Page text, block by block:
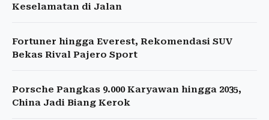
Keselamatan di Jalan
Fortuner hingga Everest, Rekomendasi SUV
Bekas Rival Pajero Sport
Porsche Pangkas 9.000 Karyawan hingga 2035,
China Jadi Biang Kerok